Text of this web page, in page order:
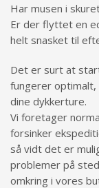
Har musen i
Er der flyttet en
helt snasket til
Det er surt at
fungerer
dine dykkerture.
Vi foretager
forsinker
så vidt det er
problemer på
omkring i vores